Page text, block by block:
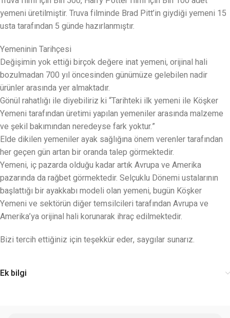
yemeni üretilmiştir. Truva filminde Brad Pitt’in giydiği yemeni 15
usta tarafından 5 günde hazırlanmıştır.
Yemeninin Tarihçesi
Değişimin yok ettiği birçok değere inat yemeni, orijinal hali
bozulmadan 700 yıl öncesinden günümüze gelebilen nadir
ürünler arasında yer almaktadır.
Gönül rahatlığı ile diyebiliriz ki “Tarihteki ilk yemeni ile Köşker
Yemeni tarafından üretimi yapılan yemeniler arasında malzeme
ve şekil bakımından neredeyse fark yoktur.”
Elde dikilen yemeniler ayak sağlığına önem verenler tarafından
her geçen gün artan bir oranda talep görmektedir.
Yemeni, iç pazarda olduğu kadar artık Avrupa ve Amerika
pazarında da rağbet görmektedir. Selçuklu Dönemi ustalarının
başlattığı bir ayakkabı modeli olan yemeni, bugün Köşker
Yemeni ve sektörün diğer temsilcileri tarafından Avrupa ve
Amerika’ya orijinal hali korunarak ihraç edilmektedir.
Bizi tercih ettiğiniz için teşekkür eder, saygılar sunarız.
Ek bilgi